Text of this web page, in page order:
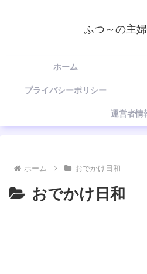
ふつ～の主
ホーム
プライバシーポリシー
運営者情
ホーム おでかけ日和
おでかけ日和